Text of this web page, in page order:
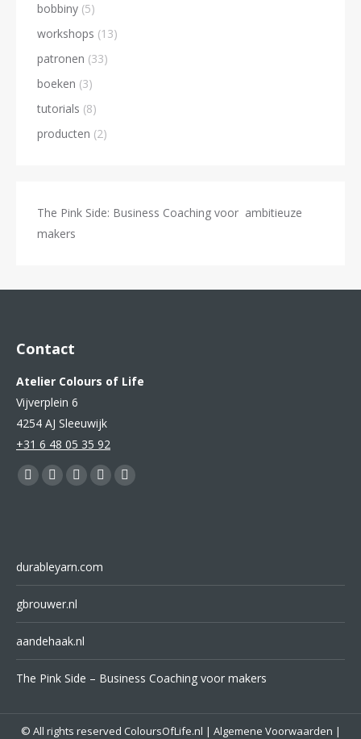
bobbiny (5)
workshops (13)
patronen (33)
boeken (3)
tutorials (8)
producten (2)
The Pink Side: Business Coaching voor ambitieuze
makers
Contact
Atelier Colours of Life
Vijverplein 6
4254 AJ Sleeuwijk
+31 6 48 05 35 92
Vind ons op:
Facebook
new
window
YouTube
new
window
Pinterest
new
window
Instagram
new
window
Mail
window
durableyarn.com
gbrouwer.nl
aandehaak.nl
The Pink Side – Business Coaching voor makers
© All rights reserved ColoursOfLife.nl | Algemene Voorwaarden |